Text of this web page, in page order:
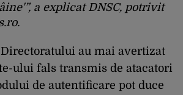
a explicat DNSC, potrivit
au mai avertizat
ului fals transmis de atacatori
de autentificare pot duce